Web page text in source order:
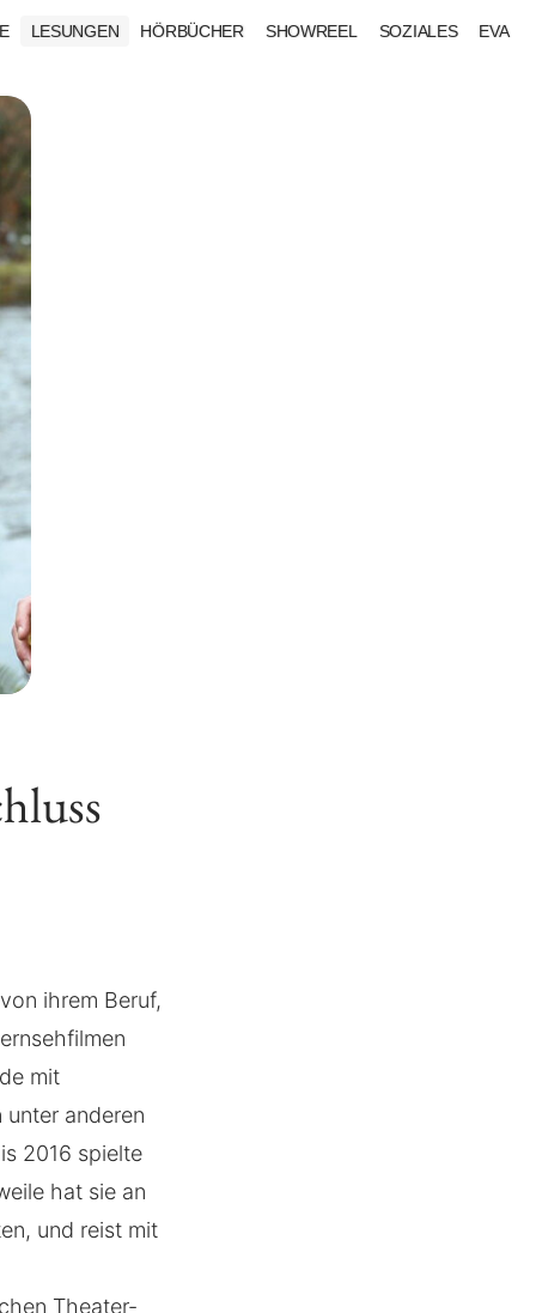
LESUNGEN HÖRBÜCHER SHOWREEL SOZIALES EVA
ihrem Beruf,
mit
anderen
2016 spielte
hat sie an
und reist mit
Theater-